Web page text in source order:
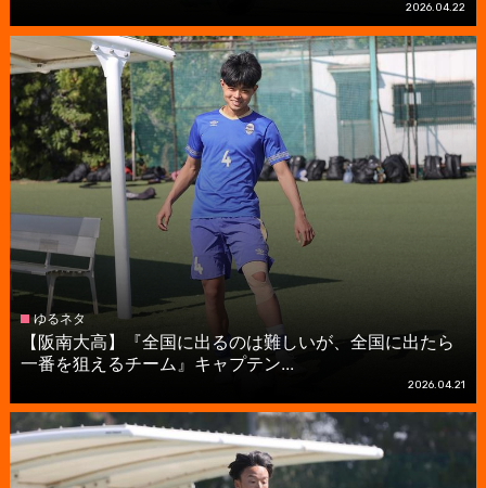
2026.04.22
ゆるネタ
【阪南大高】『全国に出るのは難しいが、全国に出たら
一番を狙えるチーム』キャプテン...
2026.04.21